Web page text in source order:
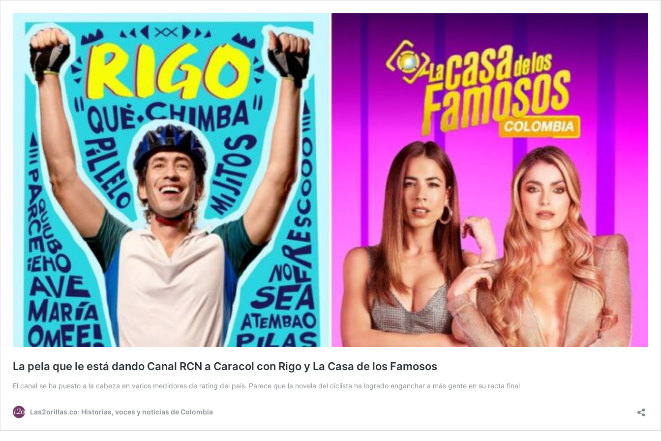
La pela que le está dando Canal RCN a Caracol con Rigo y La Casa de los Famosos
El canal se ha puesto a la cabeza en varios medidores de rating del país. Parece que la novela del ciclista ha logrado enganchar a más gente en su recta final
Las2orillas.co: Historias, voces y noticias de Colombia